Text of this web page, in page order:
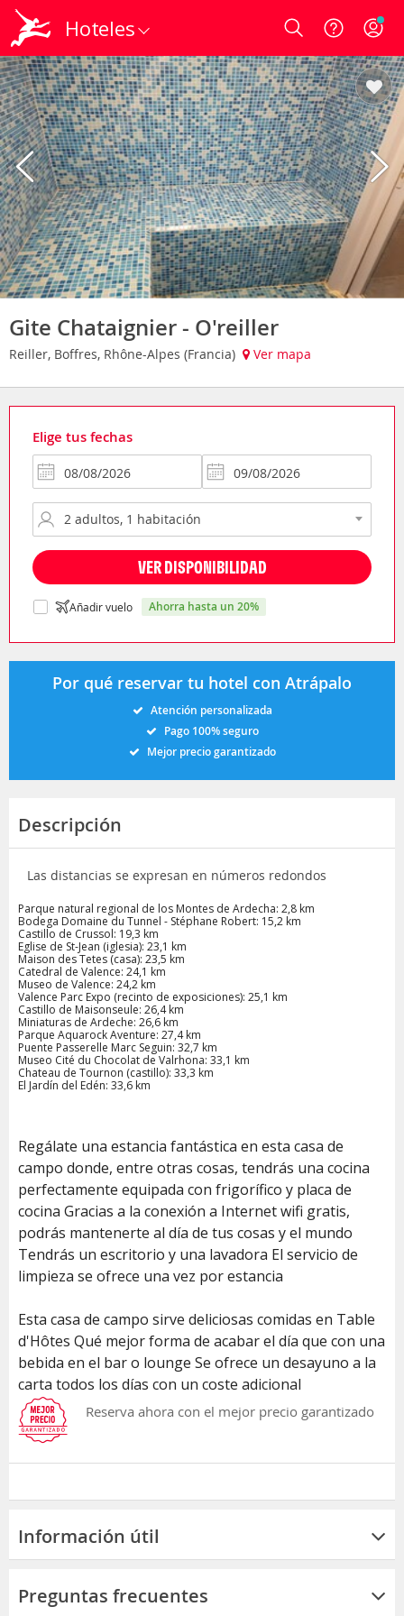
Hoteles Login
Gite Chataignier - O'reiller
Reiller, Boffres, Rhône-Alpes (Francia) Ver mapa
Elige tus fechas
VER DISPONIBILIDAD
Añadir vuelo ahorra hasta un 20%
Por qué reservar tu hotel con Atrápalo
Atención personalizada
Pago 100% seguro
Mejor precio garantizado
Descripción
Las distancias se expresan en números redondos
Parque natural regional de los Montes de Ardecha: 2,8 km
Bodega Domaine du Tunnel - Stéphane Robert: 15,2 km
Castillo de Crussol: 19,3 km
Eglise de St-Jean (iglesia): 23,1 km
Maison des Tetes (casa): 23,5 km
Catedral de Valence: 24,1 km
Museo de Valence: 24,2 km
Valence Parc Expo (recinto de exposiciones): 25,1 km
Castillo de Maisonseule: 26,4 km
Miniaturas de Ardeche: 26,6 km
Parque Aquarock Aventure: 27,4 km
Puente Passerelle Marc Seguin: 32,7 km
Museo Cité du Chocolat de Valrhona: 33,1 km
Chateau de Tournon (castillo): 33,3 km
El Jardín del Edén: 33,6 km
Regálate una estancia fantástica en esta casa de
campo donde, entre otras cosas, tendrás una cocina
perfectamente equipada con frigorífico y placa de
cocina Gracias a la conexión a Internet wifi gratis,
podrás mantenerte al día de tus cosas y el mundo
Tendrás un escritorio y una lavadora El servicio de
limpieza se ofrece una vez por estancia
Esta casa de campo sirve deliciosas comidas en Table
d'Hôtes Qué mejor forma de acabar el día que con una
bebida en el bar o lounge Se ofrece un desayuno a la
carta todos los días con un coste adicional
Reserva ahora con el mejor precio garantizado
Información útil
Preguntas frecuentes